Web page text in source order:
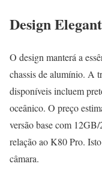
Design
O design manterá a
chassis de alumínio. A
disponíveis incluem
oceânico. O preço
versão base com
relação ao K80 Pro.
câmara.